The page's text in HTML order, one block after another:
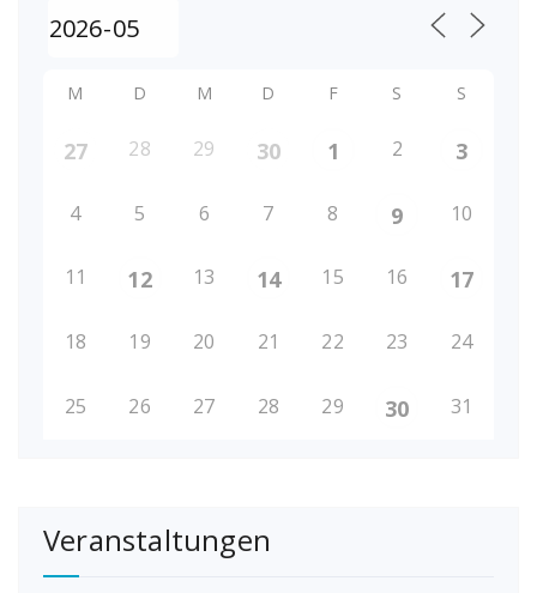
M D M D F S S
27 28 29 30 1 2 3
4 5 6 7 8 9 10
11 12 13 14 15 16 17
18 19 20 21 22 23 24
25 26 27 28 29 30 31
Veranstaltungen